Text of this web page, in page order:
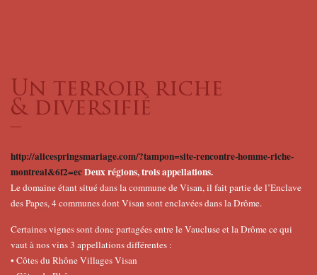
Un terroir riche
& diversifié
–
http://alicespringsmariage.com/?tampon=site-rencontre-homme-riche-
montreal&6f2=ecDeux régions, trois appellations.
Le domaine étant situé dans la commune de Visan, il fait partie de l’Enclave
des Papes, 4 communes dont Visan sont enclavées dans la Drôme.
Certaines vignes sont donc partagées entre le Vaucluse et la Drôme ce qui
vaut à nos vins 3 appellations différentes :
• Côtes du Rhône Villages Visan